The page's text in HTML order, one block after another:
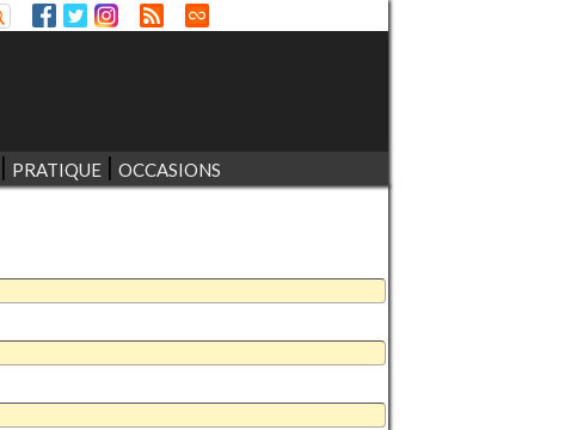
PRATIQUE OCCASIONS